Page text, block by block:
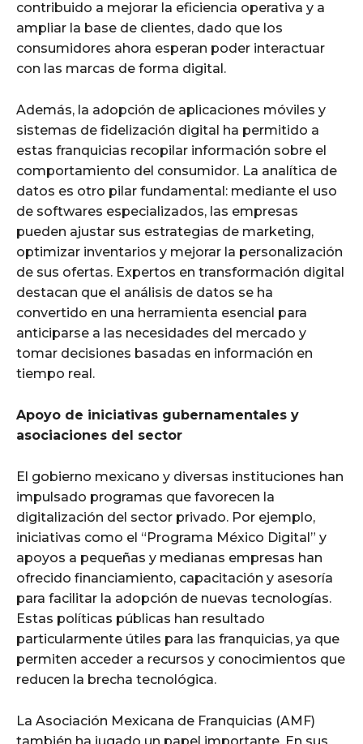
contribuido a mejorar la eficiencia operativa y a
ampliar la base de clientes, dado que los
consumidores ahora esperan poder interactuar
con las marcas de forma digital.
Además, la adopción de aplicaciones móviles y
sistemas de fidelización digital ha permitido a
estas franquicias recopilar información sobre el
comportamiento del consumidor. La analítica de
datos es otro pilar fundamental: mediante el uso
de softwares especializados, las empresas
pueden ajustar sus estrategias de marketing,
optimizar inventarios y mejorar la personalización
de sus ofertas. Expertos en transformación digital
destacan que el análisis de datos se ha
convertido en una herramienta esencial para
anticiparse a las necesidades del mercado y
tomar decisiones basadas en información en
tiempo real.
Apoyo de iniciativas gubernamentales y
asociaciones del sector
El gobierno mexicano y diversas instituciones han
impulsado programas que favorecen la
digitalización del sector privado. Por ejemplo,
iniciativas como el “Programa México Digital” y
apoyos a pequeñas y medianas empresas han
ofrecido financiamiento, capacitación y asesoría
para facilitar la adopción de nuevas tecnologías.
Estas políticas públicas han resultado
particularmente útiles para las franquicias, ya que
permiten acceder a recursos y conocimientos que
reducen la brecha tecnológica.
La Asociación Mexicana de Franquicias (AMF)